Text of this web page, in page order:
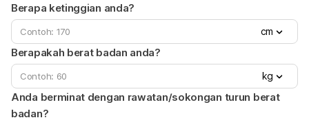
Berapa ketinggian anda?
cm
Berapakah berat badan anda?
kg
Anda berminat dengan rawatan/sokongan turun berat
badan?